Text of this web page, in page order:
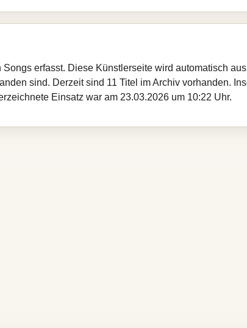
erfasst. Diese Künstlerseite wird automatisch
sind. Derzeit sind 11 Titel im Archiv vorhanden.
Einsatz war am 23.03.2026 um 10:22 Uhr.